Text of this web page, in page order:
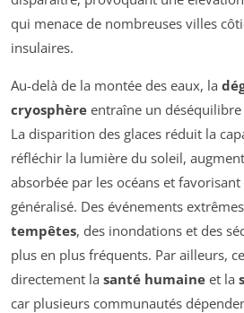
qui menace de nombreuses villes
insulaires.
Au-delà de la montée des eaux, la
cryosphère entraîne un
La disparition des glaces réduit la
réfléchir la lumière du soleil,
absorbée par les océans et favorisant
généralisé. Des événements
tempêtes, des inondations et des
plus en plus fréquents. Par ailleurs,
directement la santé humaine et la
car plusieurs communautés